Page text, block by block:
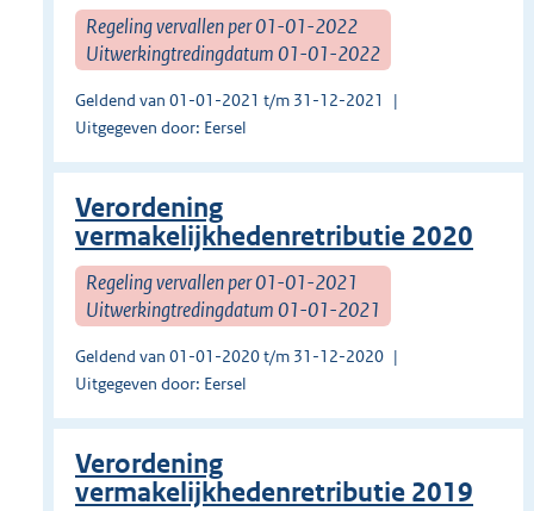
Regeling vervallen per 01-01-2022
Uitwerkingtredingdatum 01-01-2022
Geldend van 01-01-2021 t/m 31-12-2021
Uitgegeven door: Eersel
Verordening
vermakelijkhedenretributie 2020
Regeling vervallen per 01-01-2021
Uitwerkingtredingdatum 01-01-2021
Geldend van 01-01-2020 t/m 31-12-2020
Uitgegeven door: Eersel
Verordening
vermakelijkhedenretributie 2019